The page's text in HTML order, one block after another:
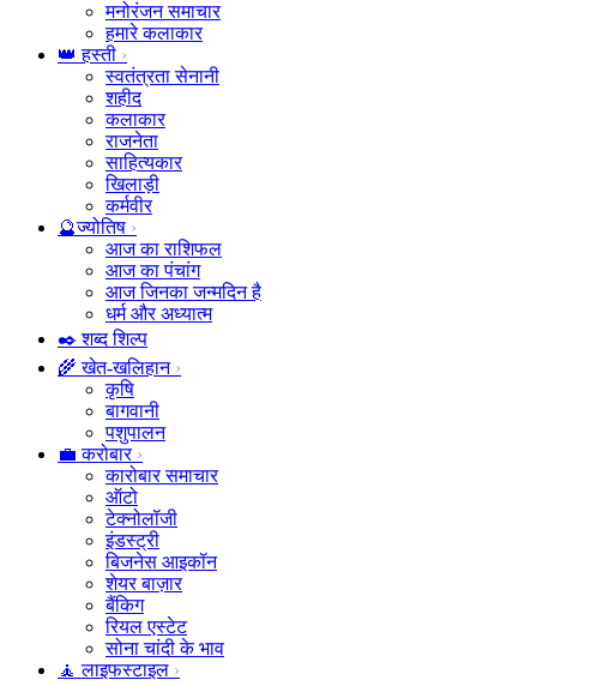
मनोरंजन समाचार
हमारे कलाकार
👑 हस्ती
स्वतंत्रता सेनानी
शहीद
कलाकार
राजनेता
साहित्यकार
खिलाड़ी
कर्मवीर
🔮ज्योतिष
आज का राशिफल
आज का पंचांग
आज जिनका जन्मदिन है
धर्म और अध्यात्म
✒️ शब्द शिल्प
🌾 खेत-खलिहान
कृषि
बागवानी
पशुपालन
💼 करोबार
कारोबार समाचार
ऑटो
टेक्नोलॉजी
इंडस्ट्री
बिजनेस आइकॉन
शेयर बाज़ार
बैंकिग
रियल एस्टेट
सोना चांदी के भाव
🧘 लाइफस्टाइल